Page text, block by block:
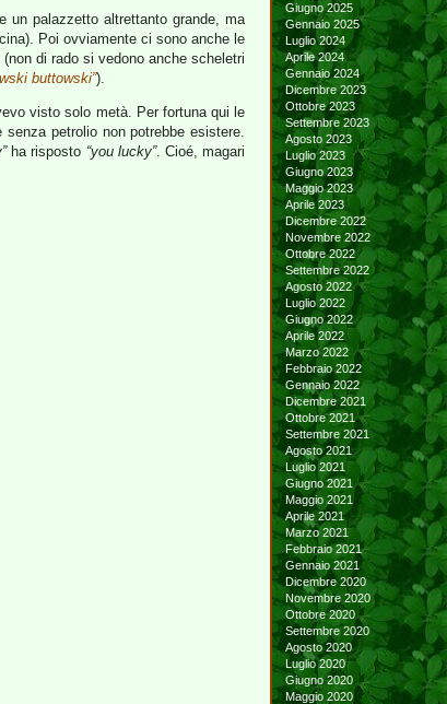
un palazzetto altrettanto grande, ma
Poi ovviamente ci sono anche le
di rado si vedono anche scheletri
buttowski”).
visto solo metà. Per fortuna qui le
petrolio non potrebbe esistere.
ha risposto “you lucky”. Cioé, magari
Giugno 2025
Gennaio 2025
Luglio 2024
Aprile 2024
Gennaio 2024
Dicembre 2023
Ottobre 2023
Settembre 2023
Agosto 2023
Luglio 2023
Giugno 2023
Maggio 2023
Aprile 2023
Dicembre 2022
Novembre 2022
Ottobre 2022
Settembre 2022
Agosto 2022
Luglio 2022
Giugno 2022
Aprile 2022
Marzo 2022
Febbraio 2022
Gennaio 2022
Dicembre 2021
Ottobre 2021
Settembre 2021
Agosto 2021
Luglio 2021
Giugno 2021
Maggio 2021
Aprile 2021
Marzo 2021
Febbraio 2021
Gennaio 2021
Dicembre 2020
Novembre 2020
Ottobre 2020
Settembre 2020
Agosto 2020
Luglio 2020
Giugno 2020
Maggio 2020